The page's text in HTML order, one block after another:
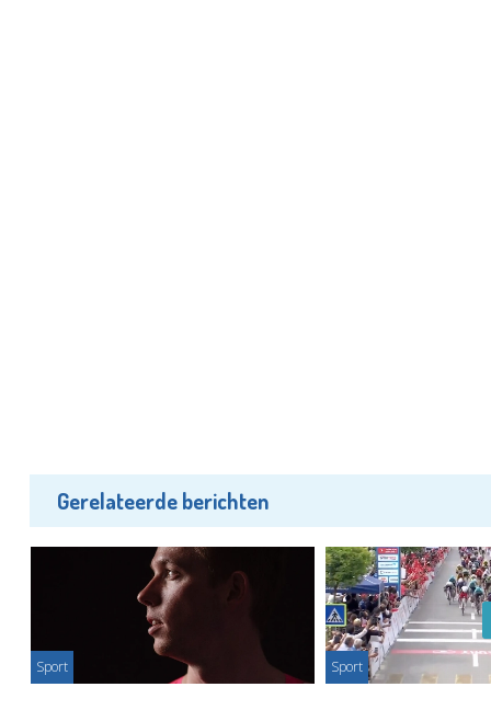
Gerelateerde berichten
Sport Sport